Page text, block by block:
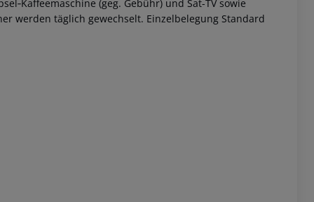
(geg. Gebühr) und Sat-TV sowie
werden täglich gewechselt. Einzelbelegung Standard